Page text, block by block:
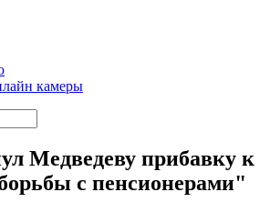
камеры
Медведеву прибавку к
с пенсионерами"